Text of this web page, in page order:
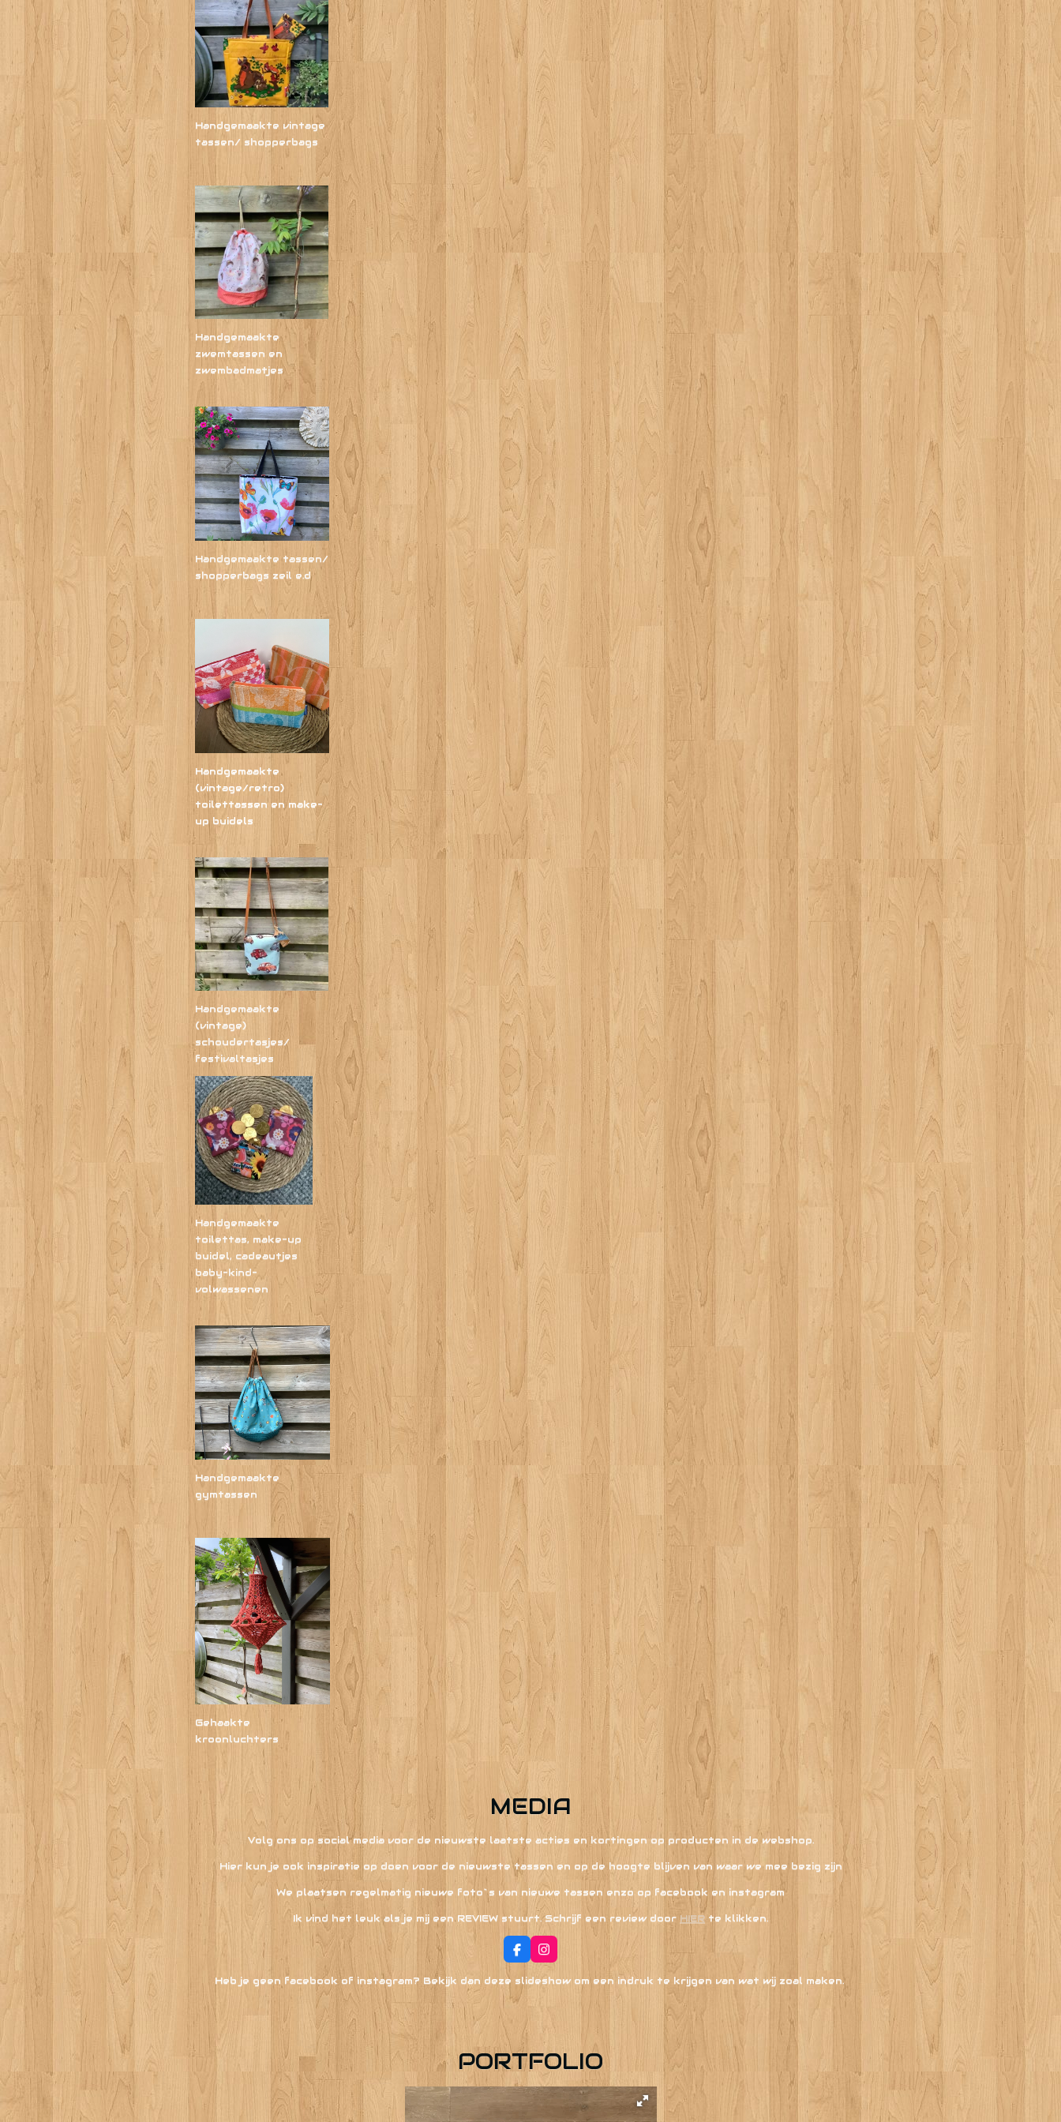
Handgemaakte vintage
tassen/ shopperbags
Handgemaakte
zwemtassen en
zwembadmatjes
Handgemaakte tassen/
shopperbags zeil e.d
Handgemaakte
(vintage/retro)
toilettassen en make-
up buidels
Handgemaakte
(vintage)
schoudertasjes/
festivaltasjes
Handgemaakte
toilettas, make-up
buidel, cadeautjes
baby-kind-
volwassenen
Handgemaakte
gymtassen
Gehaakte
kroonluchters
MEDIA
Volg ons op social media voor de nieuwste laatste acties en kortingen op producten in de webshop.
Hier kun je ook inspiratie op doen voor de nieuwste tassen en op de hoogte blijven van waar we mee bezig zijn
We plaatsen regelmatig nieuwe foto`s van nieuwe tassen enzo op facebook en instagram
Ik vind het leuk als je mij een REVIEW stuurt. Schrijf een review door HIER te klikken.
F
a
c
e
b
k
I
n
s
t
a
Heb je geen facebook of instagram? Bekijk dan deze slideshow om een indruk te krijgen van wat wij zoal maken.
PORTFOLIO